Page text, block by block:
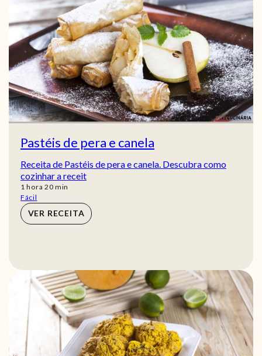
Pastéis de pera e canela
Receita de Pastéis de pera e canela. Descubra como
cozinhar a receit
1 hora
hora 20min
min
Fácil
VER RECEITA